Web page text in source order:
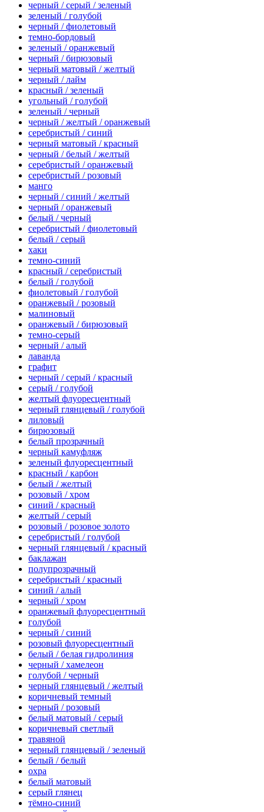
черный / серый / зеленый
зеленый / голубой
черный / фиолетовый
темно-бордовый
зеленый / оранжевый
черный / бирюзовый
черный матовый / желтый
черный / лайм
красный / зеленый
угольный / голубой
зеленый / черный
черный / желтый / оранжевый
серебристый / синий
черный матовый / красный
черный / белый / желтый
серебристый / оранжевый
серебристый / розовый
манго
черный / синий / желтый
черный / оранжевый
белый / черный
серебристый / фиолетовый
белый / серый
хаки
темно-синий
красный / серебристый
белый / голубой
фиолетовый / голубой
оранжевый / розовый
малиновый
оранжевый / бирюзовый
темно-серый
черный / алый
лаванда
графит
черный / серый / красный
серый / голубой
желтый флуоресцентный
черный глянцевый / голубой
лиловый
бирюзовый
белый прозрачный
черный камуфляж
зеленый флуоресцентный
красный / карбон
белый / желтый
розовый / хром
синий / красный
желтый / серый
розовый / розовое золото
серебристый / голубой
черный глянцевый / красный
баклажан
полупрозрачный
серебристый / красный
синий / алый
черный / хром
оранжевый флуоресцентный
голубой
черный / синий
розовый флуоресцентный
белый / белая гидролиния
черный / хамелеон
голубой / черный
черный глянцевый / желтый
коричневый темный
черный / розовый
белый матовый / серый
коричневый светлый
травяной
черный глянцевый / зеленый
белый / белый
охра
белый матовый
серый глянец
тёмно-синий